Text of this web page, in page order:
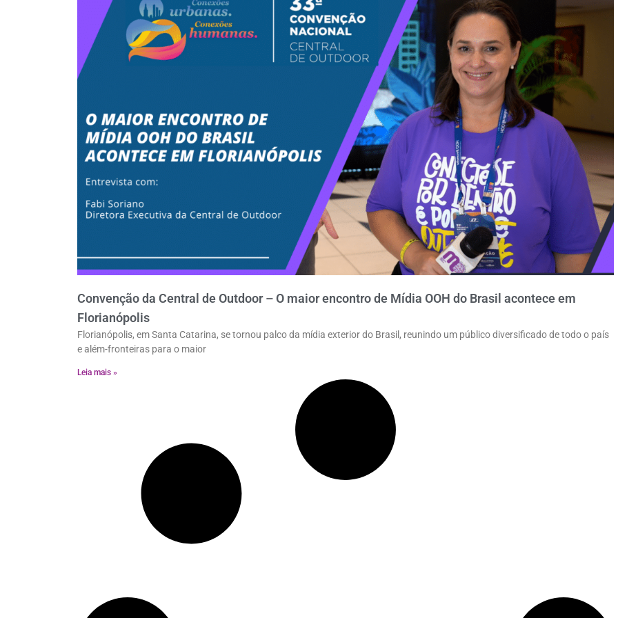
Convenção da Central de Outdoor – O maior encontro de Mídia OOH do Brasil acontece em
Florianópolis
Florianópolis, em Santa Catarina, se tornou palco da mídia exterior do Brasil, reunindo um público diversificado de todo o país
e além-fronteiras para o maior
Leia mais »